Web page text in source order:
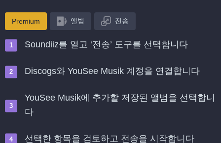
Premium 앨범 전송
Soundiiz를 열고 ‘전송’ 도구를 선택합니다
Discogs와 YouSee Musik 계정을 연결합니다
YouSee Musik에 추가할 저장된 앨범을 선택합니
다
선택한 항목을 검토하고 전송을 시작합니다